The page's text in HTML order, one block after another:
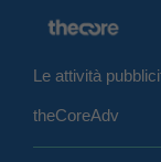
Le attività
theCoreAdv